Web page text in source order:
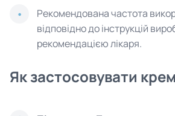
Рекомендована частота
відповідно до інструкцій
рекомендацією лікаря.
Як застосовувати